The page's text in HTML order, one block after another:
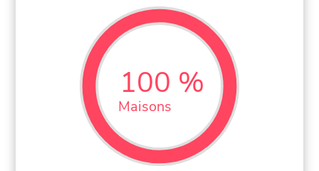
100 %
Maisons